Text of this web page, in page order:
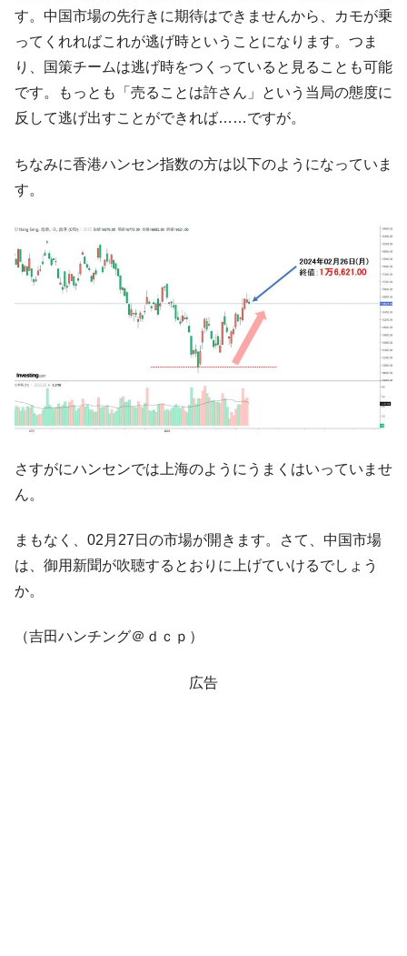
『Money1』
韓国型イージス搭載の次世代駆逐艦
「KDDX」1番艦、2032年竣工と公示
『Money1』
【対日本円】ウォン安が急進！ 日米の協調
に韓国がいっちょがみしたのでは。
『Money1』
韓国政府『BYD』車への補助金を全廃 ⇒ 実
『Money1』
『Money1』
韓国政府「2035年までに18.4GW規模のAIデ
ータセンター整備」⇒ だから無理だってば。
『Money1』
JPモルガン「韓国レバレッジETFの清算は
韓国『国民年金公団』株価暴落で200兆蒸
発。
『Money1』
韓国政府「ニセＫ-ブランドを通報しようキ
ャンペーン」⇒ あの名物教授も登場！
ぎ」では。
『Money1』
『Money1』
にぶん殴る法案」提出！⇒ クーパン問題は合衆国企業に対
する差別。許してはおかぬ
他人事のような発言。
韓国半導体『SKハイニックス』2026年2Qの
業績「史上最高益」当期純利益は前年同期比13.4倍に。
す。中国市場の先行きに期待はできませんから、カモが乗
ってくれればこれが逃げ時ということになります。つま
り、国策チームは逃げ時をつくっていると見ることも可能
です。もっとも「売ることは許さん」という当局の態度に
反して逃げ出すことができれば……ですが。
ちなみに香港ハンセン指数の方は以下のようになっていま
す。
さすがにハンセンでは上海のようにうまくはいっていませ
ん。
まもなく、02月27日の市場が開きます。さて、中国市場
は、御用新聞が吹聴するとおりに上げていけるでしょう
か。
（吉田ハンチング＠ｄｃｐ）
広告